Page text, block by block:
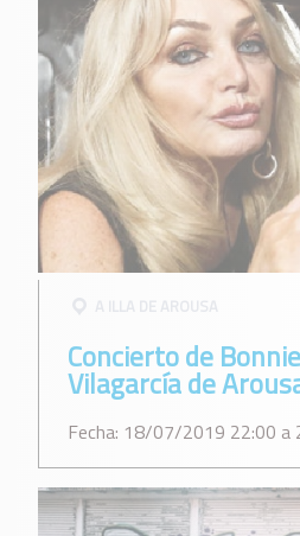
A ILLA DE AROUSA
Concierto de
Vilagarcía de
Fecha: 18/07/2019 22:00 a